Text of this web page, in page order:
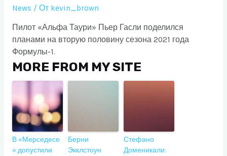
News / От kevin_brown
Пилот «Альфа Таури» Пьер Гасли поделился
планами на вторую половину сезона 2021 года
Формулы-1.
MORE FROM MY SITE
В «Мерседесе
» допустили
Берни
Экклстоун
Стефано
Доменикали: